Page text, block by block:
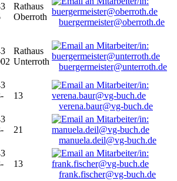
Rathaus
Oberroth
buergermeister@oberroth.de
Rathaus
Unterroth
buergermeister@unterroth.de
13
verena.baur@vg-buch.de
21
manuela.deil@vg-buch.de
13
frank.fischer@vg-buch.de